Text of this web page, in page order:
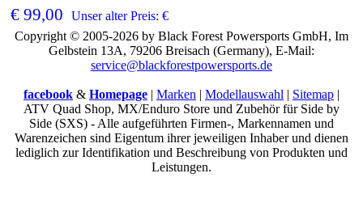
€ 99,00 Unser alter Preis: €
Copyright © 2005-2026 by Black Forest Powersports GmbH, Im
Gelbstein 13A, 79206 Breisach (Germany), E-Mail:
service@blackforestpowersports.de
facebook & Homepage | Marken | Modellauswahl | Sitemap |
ATV Quad Shop, MX/Enduro Store und Zubehör für Side by
Side (SXS) - Alle aufgeführten Firmen-, Markennamen und
Warenzeichen sind Eigentum ihrer jeweiligen Inhaber und dienen
lediglich zur Identifikation und Beschreibung von Produkten und
Leistungen.